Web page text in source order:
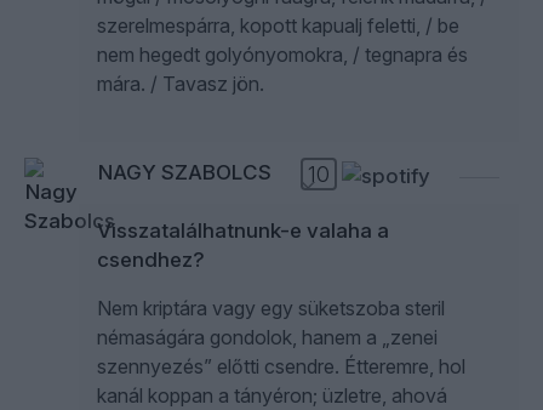
szerelmespárra, kopott kapualj feletti, / be
nem hegedt golyónyomokra, / tegnapra és
mára. / Tavasz jön.
NAGY SZABOLCS 10
Visszatalálhatnunk-e valaha a
csendhez?
Nem kriptára vagy egy süketszoba steril
némaságára gondolok, hanem a „zenei
szennyezés” előtti csendre. Étteremre, hol
kanál koppan a tányéron; üzletre, ahová